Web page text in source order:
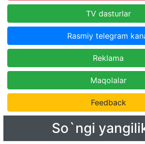
TV dasturlar
Rasmiy telegram
Reklama
Maqolalar
Feedback
So`ngi